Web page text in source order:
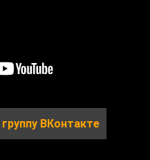
группу ВКонтакте